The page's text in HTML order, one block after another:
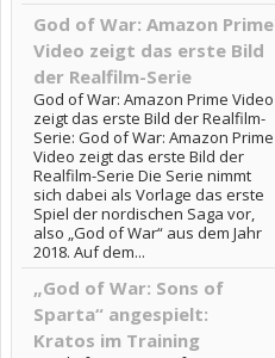
God of War: Amazon Prime
Video zeigt das erste Bild
der Realfilm-Serie
God of War: Amazon Prime Video
zeigt das erste Bild der Realfilm-
Serie: God of War: Amazon Prime
Video zeigt das erste Bild der
Realfilm-Serie Die Serie nimmt
sich dabei als Vorlage das erste
Spiel der nordischen Saga vor,
also „God of War“ aus dem Jahr
2018. Auf dem...
„God of War: Sons of
Sparta“ angespielt:
Kratos im Training